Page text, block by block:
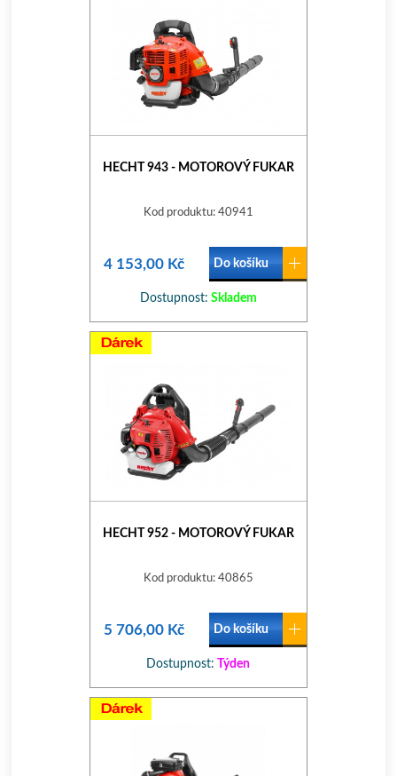
HECHT 943 - MOTOROVÝ FUKAR
Kod produktu: 40941
4 153,00 Kč Do košíku
Dostupnost: Skladem
HECHT 952 - MOTOROVÝ FUKAR
Kod produktu: 40865
5 706,00 Kč Do košíku
Dostupnost: Týden